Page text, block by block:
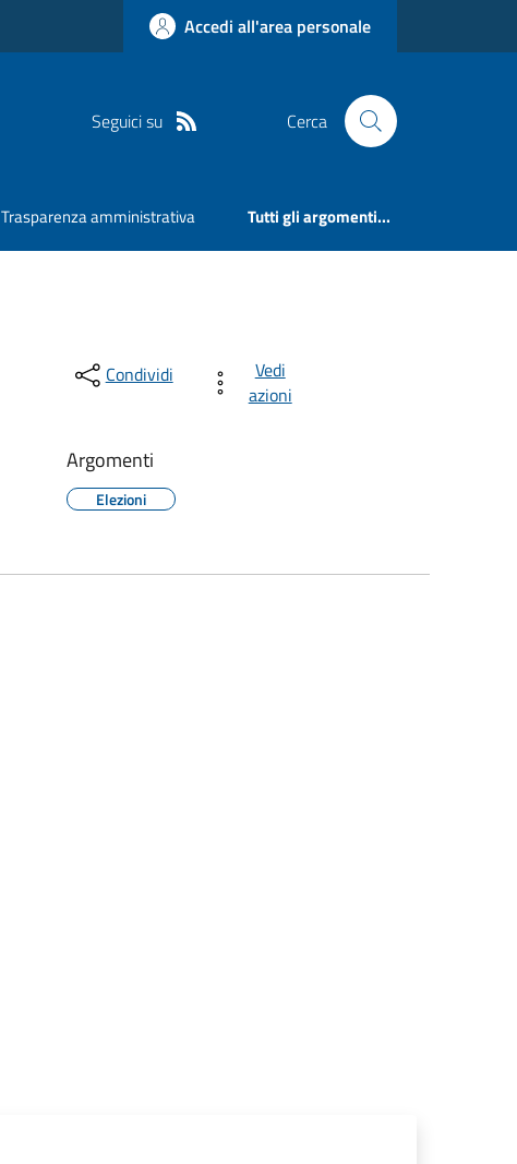
Accedi all'area personale
Seguici su Cerca
Trasparenza amministrativa Tutti gli argomenti...
Condividi
Vedi
azioni
Argomenti
Elezioni